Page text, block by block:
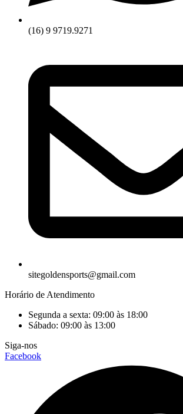
(16) 9 9719.9271
sitegoldensports@gmail.com
Horário de Atendimento
Segunda a sexta: 09:00 às 18:00
Sábado: 09:00 às 13:00
Siga-nos
Facebook